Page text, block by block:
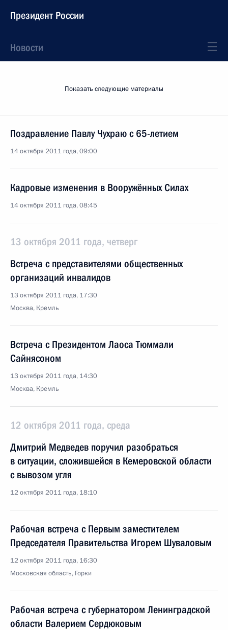
Президент России
Новости
Показать следующие материалы
Поздравление Павлу Чухраю с 65-летием
14 октября 2011 года, 09:00
Кадровые изменения в Вооружённых Силах
14 октября 2011 года, 08:45
13 октября 2011 года, четверг
Встреча с представителями общественных
организаций инвалидов
13 октября 2011 года, 17:30
Москва, Кремль
Встреча с Президентом Лаоса Тюммали
Сайнясоном
13 октября 2011 года, 14:30
Москва, Кремль
12 октября 2011 года, среда
Дмитрий Медведев поручил разобраться
в ситуации, сложившейся в Кемеровской области
с вывозом угля
12 октября 2011 года, 18:10
Рабочая встреча с Первым заместителем
Председателя Правительства Игорем Шуваловым
12 октября 2011 года, 16:30
Московская область, Горки
Рабочая встреча с губернатором Ленинградской
области Валерием Сердюковым